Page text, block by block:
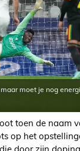
moet je nog
toen de naam
op het